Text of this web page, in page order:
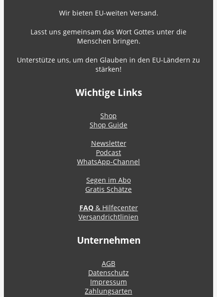
Wir bieten EU-weiten Versand.
Lasst uns gemeinsam das Wort Gottes unter die
Menschen bringen.
Unterstütze uns, um den Glauben in den EU-Ländern zu
stärken!
Wichtige Links
Shop
Shop Guide
Newsletter
Podcast
WhatsApp-Channel
Segen im Abo
Gratis Schätze
FAQ& Hilfecenter
Versandrichtlinien
Unternehmen
AGB
Datenschutz
Impressum
Zahlungsarten